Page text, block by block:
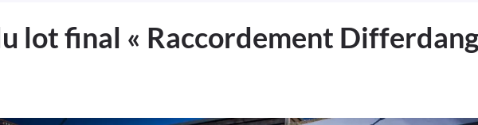
lot final « Raccordement